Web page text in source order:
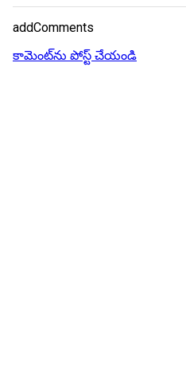
addComments
కామెంట్‌ను పోస్ట్ చేయండి